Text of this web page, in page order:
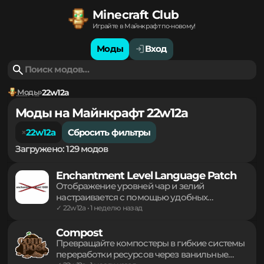
Minecraft Club
Играйте в Майнкрафт по-новому!
Моды Вход
Моды 22w12a
Моды на Майнкрафт 22w12a
22w12a
Сбросить фильтры
Загружено: 129 модов
Enchantment Level Language Patch
Отображение уровней чар и зелий
настраивается с помощью удобных
игре появятся привычные арабские цифры,
римские символы или иероглифы.
Инструмент меняет стандартные текстовые
Compost
Превращайте компостеры в гибкие системы